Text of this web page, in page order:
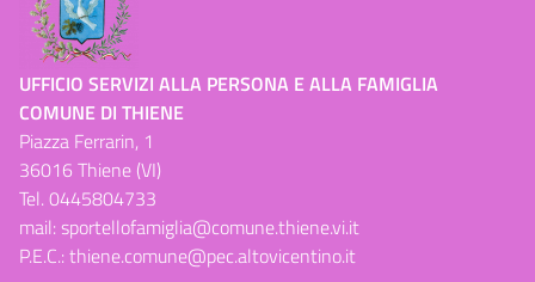
UFFICIO SERVIZI ALLA PERSONA E ALLA FAMIGLIA
COMUNE DI THIENE
Piazza Ferrarin, 1
36016 Thiene (VI)
Tel.0445804733
mail:sportellofamiglia@comune.thiene.vi.it
P.E.C.:thiene.comune@pec.altovicentino.it